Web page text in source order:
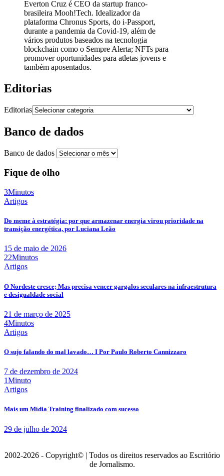
Everton Cruz é CEO da startup franco-
brasileira Mooh!Tech. Idealizador da
plataforma Chronus Sports, do i-Passport,
durante a pandemia da Covid-19, além de
vários produtos baseados na tecnologia
blockchain como o Sempre Alerta; NFTs para
promover oportunidades para atletas jovens e
também aposentados.
Editorias
Editorias
Banco de dados
Banco de dados
Fique de olho
3Minutos
Artigos
Do meme à estratégia: por que armazenar energia virou prioridade na
transição energética, por Luciana Leão
15 de maio de 2026
22Minutos
Artigos
O Nordeste cresce; Mas precisa vencer gargalos seculares na infraestrutura
e desigualdade social
21 de março de 2025
4Minutos
Artigos
O sujo falando do mal lavado… I Por Paulo Roberto Cannizzaro
7 de dezembro de 2024
1Minuto
Artigos
Mais um Mídia Training finalizado com sucesso
29 de julho de 2024
2002-2026 - Copyright© | Todos os direitos reservados ao Escritório
de Jornalismo.